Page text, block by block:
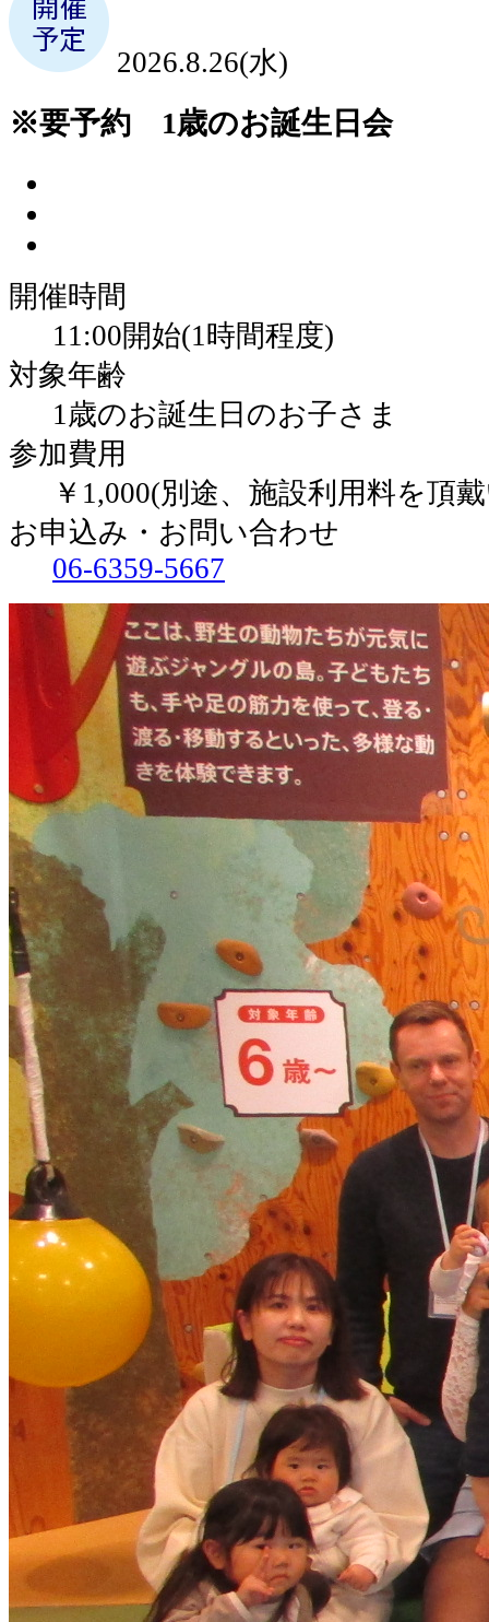
2026.8.26(水)
※要予約 1歳のお誕生日会
開催時間
11:00開始(1時間程度)
対象年齢
1歳のお誕生日のお子さま
参加費用
￥1,000(別途、施設利用料を頂
お申込み・お問い合わせ
06-6359-5667